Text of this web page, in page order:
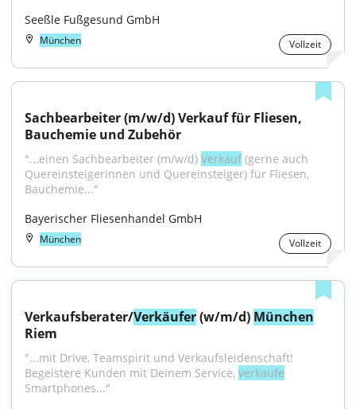
Seeßle Fußgesund GmbH
München Vollzeit
Sachbearbeiter (m/w/d) Verkauf für Fliesen,
Bauchemie und Zubehör
"...einen Sachbearbeiter (m/w/d) Verkauf (gerne auch
Quereinsteigerinnen und Quereinsteiger) für Fliesen,
Bauchemie..."
Bayerischer Fliesenhandel GmbH
München Vollzeit
Verkaufsberater/Verkäufer (w/m/d) München
Riem
"...mit Drive, Teamspirit und Verkaufsleidenschaft!
Begeistere Kunden mit Deinem Service, verkaufe
Smartphones..."